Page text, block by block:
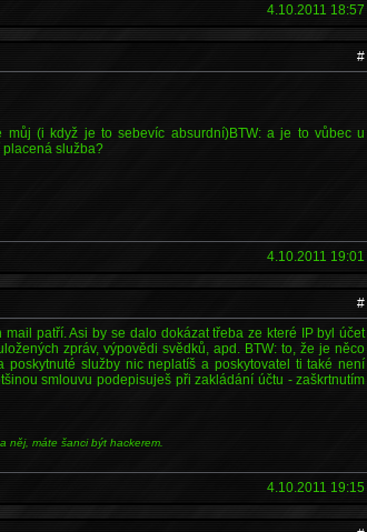
4.10.2011 18:57
#
(i když je to sebevíc absurdní)BTW: a je to vůbec u
placená služba?
4.10.2011 19:01
#
patří. Asi by se dalo dokázat třeba ze které IP byl účet
zpráv, výpovědi svědků, apd. BTW: to, že je něco
služby nic neplatíš a poskytovatel ti také není
smlouvu podepisuješ při zakládání účtu - zaškrtnutím
něj, máte šanci být hackerem.
4.10.2011 19:15